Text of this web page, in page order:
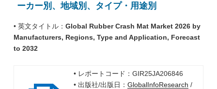
ーカー別、地域別、タイプ・用途別
• 英文タイトル： Global Rubber Crash Mat Market 2026 by
Manufacturers, Regions, Type and Application, Forecast
to 2032
• レポートコード：GIR25JA206846
• 出版社/出版日： GlobalInfoResearch /